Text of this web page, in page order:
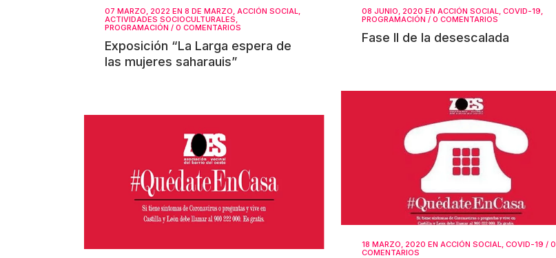
07 MARZO, 2022 EN 8 DE MARZO, ACCIÓN SOCIAL,
ACTIVIDADES SOCIOCULTURALES,
PROGRAMACIÓN / 0 COMENTARIOS
Exposición “La Larga espera de
las mujeres saharauis”
08 JUNIO, 2020 EN ACCIÓN SOCIAL, COVID-19,
PROGRAMACIÓN / 0 COMENTARIOS
Fase II de la desescalada
18 MARZO, 2020 EN ACCIÓN SOCIAL, COVID-19 / 0
COMENTARIOS